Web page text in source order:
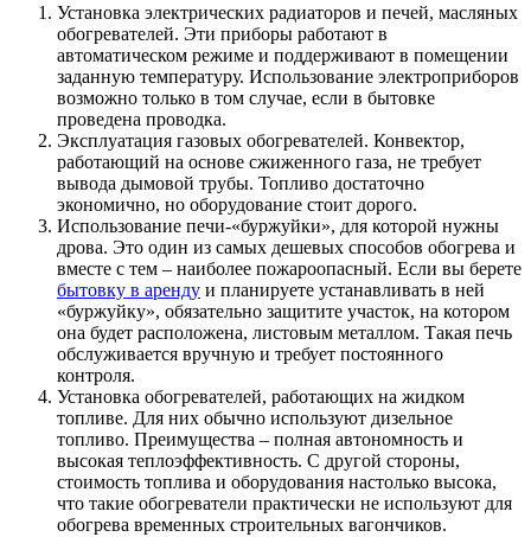
Установка электрических радиаторов и печей, масляных
обогревателей. Эти приборы работают в
автоматическом режиме и поддерживают в помещении
заданную температуру. Использование электроприборов
возможно только в том случае, если в бытовке
проведена проводка.
Эксплуатация газовых обогревателей. Конвектор,
работающий на основе сжиженного газа, не требует
вывода дымовой трубы. Топливо достаточно
экономично, но оборудование стоит дорого.
Использование печи-«буржуйки», для которой нужны
дрова. Это один из самых дешевых способов обогрева и
вместе с тем – наиболее пожароопасный. Если вы берете
бытовку в аренду и планируете устанавливать в ней
«буржуйку», обязательно защитите участок, на котором
она будет расположена, листовым металлом. Такая печь
обслуживается вручную и требует постоянного
контроля.
Установка обогревателей, работающих на жидком
топливе. Для них обычно используют дизельное
топливо. Преимущества – полная автономность и
высокая теплоэффективность. С другой стороны,
стоимость топлива и оборудования настолько высока,
что такие обогреватели практически не используют для
обогрева временных строительных вагончиков.